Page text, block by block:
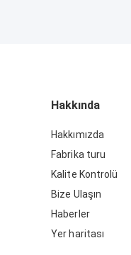
Hakkında
Hakkımızda
Fabrika turu
Kalite Kontrolü
Bize Ulaşın
Haberler
Yer haritası